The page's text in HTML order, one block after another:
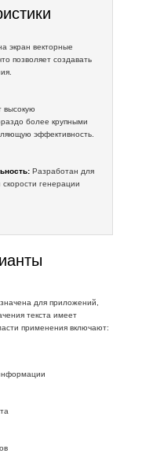
экран векторные
позволяет создавать
высокую
более крупными
эффективность.
Разработан для
генерации
для приложений,
текста имеет
применения включают: